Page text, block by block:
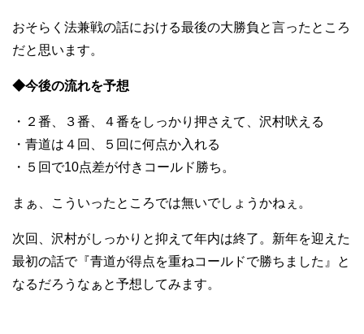
おそらく法兼戦の話における最後の大勝負と言ったところ
だと思います。
◆今後の流れを予想
・２番、３番、４番をしっかり押さえて、沢村吠える
・青道は４回、５回に何点か入れる
・５回で10点差が付きコールド勝ち。
まぁ、こういったところでは無いでしょうかねぇ。
次回、沢村がしっかりと抑えて年内は終了。新年を迎えた
最初の話で『青道が得点を重ねコールドで勝ちました』と
なるだろうなぁと予想してみます。